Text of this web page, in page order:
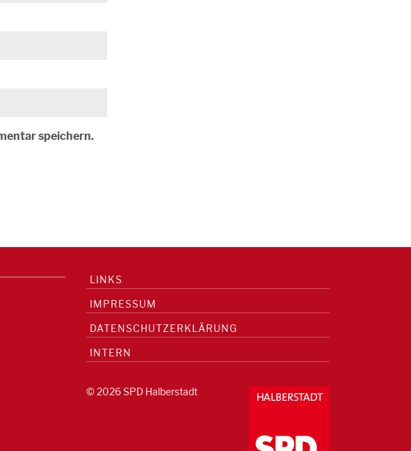
speichern.
LINKS
IMPRESSUM
DATENSCHUTZERKLÄRUNG
INTERN
© 2026 SPD Halberstadt